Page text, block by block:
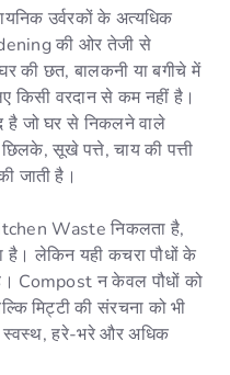
उर्वरकों के अत्यधिक
की ओर तेजी से
की छत, बालकनी या बगीचे में
किसी वरदान से कम नहीं है।
जो घर से निकलने वाले
सूखे पत्ते, चाय की पत्ती
जाती है।
Waste निकलता है,
लेकिन यही कचरा पौधों के
Compost न केवल पौधों को
मिट्टी की संरचना को भी
स्वस्थ, हरे-भरे और अधिक